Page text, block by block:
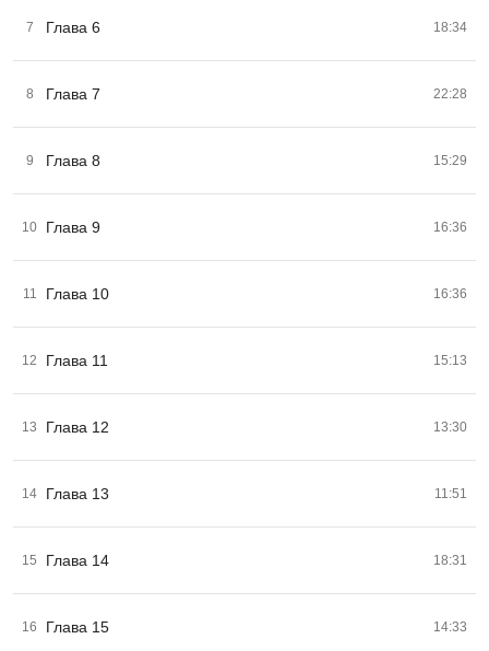
7 Глава 6 18:34
8 Глава 7 22:28
9 Глава 8 15:29
10 Глава 9 16:36
11 Глава 10 16:36
12 Глава 11 15:13
13 Глава 12 13:30
14 Глава 13 11:51
15 Глава 14 18:31
16 Глава 15 14:33